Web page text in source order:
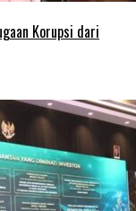
Korupsi dari